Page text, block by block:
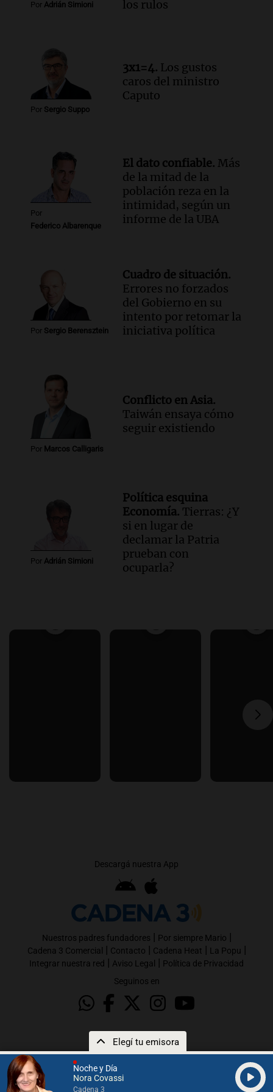
Noche y Día
Nora Covassi
Cadena 3
Elegí tu emisora
Audio.Luciano Cáceres llega a Córdoba a
Amamos Argentina
Episodios
Por Adrián Simioni
los rulos
Por Sergio Suppo
3x1=4. Los gustos
caros del ministro
Caputo
Por
Federico Albarenque
El dato confiable. Más
de la mitad de la
población reza en la
intimidad, según un
informe de la UBA
Por Sergio Berensztein
Cuadro de situación.
Errores no forzados
del Gobierno en su
intento por retomar la
iniciativa política
Por Marcos Calligaris
Conflicto en Asia.
Taiwán ensaya cómo
seguir existiendo
Por Adrián Simioni
Política esquina
Economía. Tierras: ¿Y
si en lugar de
declamar la Patria
prueban con
ocuparla?
Descargá nuestra App
Nuestros padres fundadores | Por siempre Mario |
Cadena 3 Comercial | Contacto | Cadena Heat | La Popu |
Integrar nuestra red | Aviso Legal | Política de Privacidad
Seguinos en